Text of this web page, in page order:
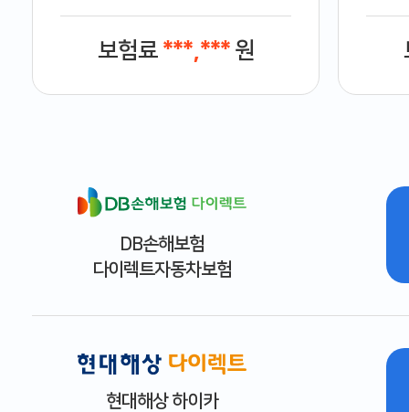
보험료 ***,***원
DB손해보험
다이렉트자동차보험
현대해상 하이카